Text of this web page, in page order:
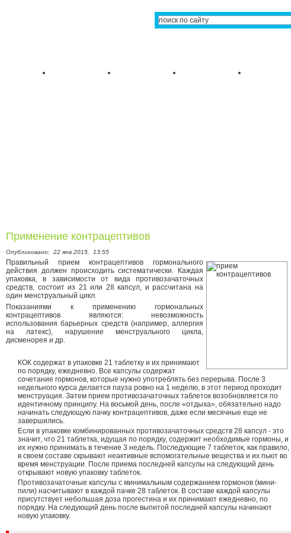
Применение контрацептивов
Опубликовано: 22 янв 2015, 13:55
Правильный прием контрацептивов гормонального
действия должен происходить систематически. Каждая
упаковка, в зависимости от вида противозачаточных
средств, состоит из 21 или 28 капсул, и рассчитана на
один менструальный цикл.
Показаниями к применению гормональных
контрацептивов являются: невозможность
использования барьерных средств (например, аллергия
на латекс), нарушение менструального цикла,
дисменорея и др.
КОК содержат в упаковке 21 таблетку и их принимают
по порядку, ежедневно. Все капсулы содержат
сочетание гормонов, которые нужно употреблять без перерыва. После 3
недельного курса делается пауза ровно на 1 неделю, в этот период проходит
менструация. Затем прием противозачаточных таблеток возобновляется по
идентичному принципу. На восьмой день, после «отдыха», обязательно надо
начинать следующую пачку контрацептивов, даже если месячные еще не
завершились.
Если в упаковке комбинированных противозачаточных средств 28 капсул - это
значит, что 21 таблетка, идущая по порядку, содержит необходимые гормоны, и
их нужно принимать в течение 3 недель. Последующие 7 таблеток, как правило,
в своем составе скрывают неактивные вспомогательные вещества и их пьют во
время менструации. После приема последней капсулы на следующий день
открывают новую упаковку таблеток.
Противозачаточные капсулы с минимальным содержанием гормонов (мини-
пили) насчитывают в каждой пачке 28 таблеток. В составе каждой капсулы
присутствует небольшая доза прогестина и их принимают ежедневно, по
порядку. На следующий день после выпитой последней капсулы начинают
новую упаковку.